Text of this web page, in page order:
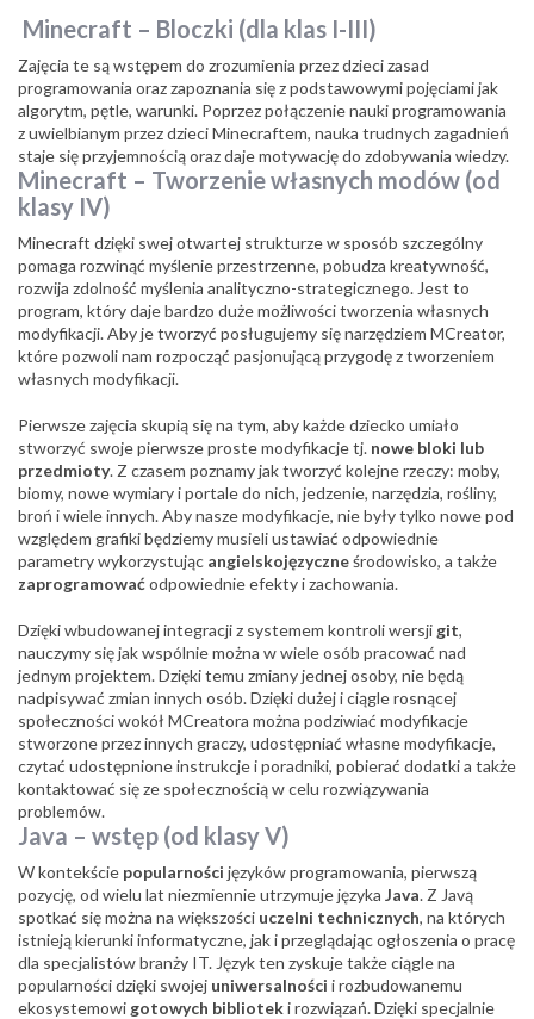
Minecraft – Bloczki (dla klas I-III)
Zajęcia te są wstępem do zrozumienia przez dzieci zasad
programowania oraz zapoznania się z podstawowymi pojęciami jak
algorytm, pętle, warunki. Poprzez połączenie nauki programowania
z uwielbianym przez dzieci Minecraftem, nauka trudnych zagadnień
staje się przyjemnością oraz daje motywację do zdobywania wiedzy.
Minecraft – Tworzenie własnych modów (od
klasy IV)
Minecraft dzięki swej otwartej strukturze w sposób szczególny
pomaga rozwinąć myślenie przestrzenne, pobudza kreatywność,
rozwija zdolność myślenia analityczno-strategicznego. Jest to
program, który daje bardzo duże możliwości tworzenia własnych
modyfikacji. Aby je tworzyć posługujemy się narzędziem MCreator,
które pozwoli nam rozpocząć pasjonującą przygodę z tworzeniem
własnych modyfikacji.
Pierwsze zajęcia skupią się na tym, aby każde dziecko umiało
stworzyć swoje pierwsze proste modyfikacje tj. nowe bloki lub
przedmioty. Z czasem poznamy jak tworzyć kolejne rzeczy: moby,
biomy, nowe wymiary i portale do nich, jedzenie, narzędzia, rośliny,
broń i wiele innych. Aby nasze modyfikacje, nie były tylko nowe pod
względem grafiki będziemy musieli ustawiać odpowiednie
parametry wykorzystując angielskojęzyczneśrodowisko, a także
zaprogramowaćodpowiednie efekty i zachowania.
Dzięki wbudowanej integracji z systemem kontroli wersji git,
nauczymy się jak wspólnie można w wiele osób pracować nad
jednym projektem. Dzięki temu zmiany jednej osoby, nie będą
nadpisywać zmian innych osób. Dzięki dużej i ciągle rosnącej
społeczności wokół MCreatora można podziwiać modyfikacje
stworzone przez innych graczy, udostępniać własne modyfikacje,
czytać udostępnione instrukcje i poradniki, pobierać dodatki a także
kontaktować się ze społecznością w celu rozwiązywania
problemów.
Java – wstęp (od klasy V)
W kontekście popularności języków programowania, pierwszą
pozycję, od wielu lat niezmiennie utrzymuje języka Java. Z Javą
spotkać się można na większości uczelni technicznych, na których
istnieją kierunki informatyczne, jak i przeglądając ogłoszenia o pracę
dla specjalistów branży IT. Język ten zyskuje także ciągle na
popularności dzięki swojej uniwersalności i rozbudowanemu
ekosystemowi gotowych biblioteki rozwiązań. Dzięki specjalnie